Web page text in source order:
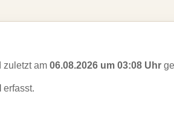
zuletzt am 06.08.2026 um 03:08 Uhr
erfasst.